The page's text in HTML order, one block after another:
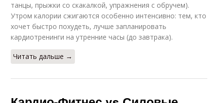
танцы, прыжки со скакалкой, упражнения с обручем).
Утром калории сжигаются особенно интенсивно: тем, кто
хочет быстро похудеть, лучше запланировать
кардиотренинги на утренние часы (до завтрака).
Читать дальше →